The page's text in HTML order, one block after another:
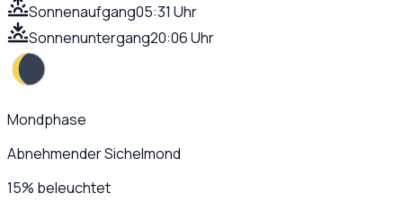
Sonnenaufgang05:31 Uhr
Sonnenuntergang20:06 Uhr
Mondphase
Abnehmender Sichelmond
15% beleuchtet